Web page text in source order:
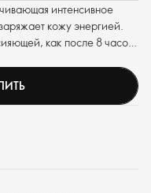
интенсивное
кожу энергией.
как после 8 часов